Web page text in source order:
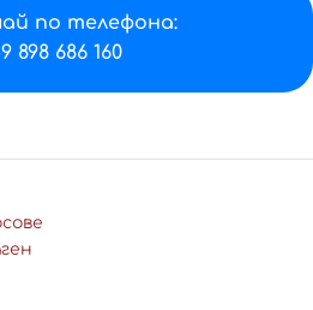
по телефона:
898 686 160